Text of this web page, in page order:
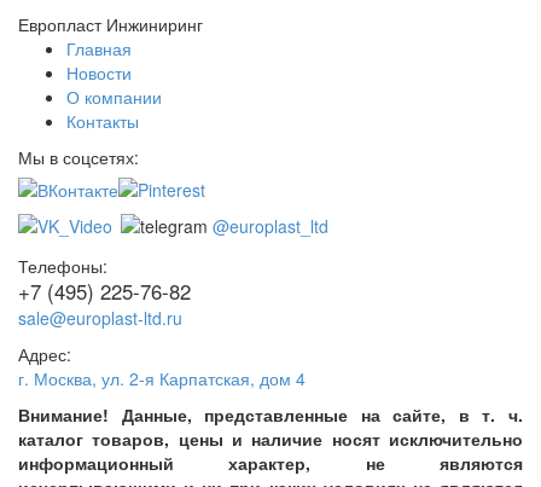
Европласт Инжиниринг
Главная
Новости
О компании
Контакты
Мы в соцсетях:
@europlast_ltd
Телефоны:
+7 (495) 225-76-82
sale@europlast-ltd.ru
Адрес:
г. Москва, ул. 2-я Карпатская, дом 4
Внимание! Данные, представленные на сайте, в т. ч.
каталог товаров, цены и наличие носят исключительно
информационный характер, не являются